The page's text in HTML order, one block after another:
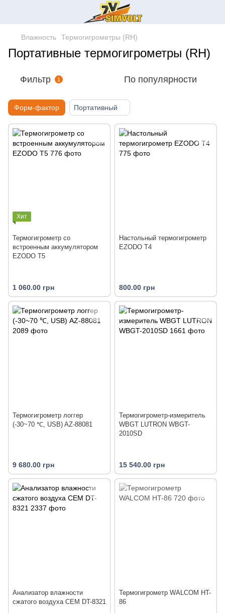
Влажность Термогигрометры (RH)
Портативные термогигрометры (RH)
Фильтр 1 По популярности
Форм-фактор Портативный
Хит
Термогигрометр со
встроенным аккумулятором
EZODO T5
1 060.00 грн
Настольный термогигрометр
EZODO T4
800.00 грн
Термогигрометр логгер
(-30~70 ℃, USB) AZ-88081
9 680.00 грн
Термогигрометр-измеритель
WBGT LUTRON WBGT-
2010SD
15 540.00 грн
Анализатор влажности
сжатого воздуха CEM DT-8321
Термогигрометр WALCOM HT-
86